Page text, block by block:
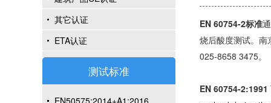
其它认证
ETA认证
测试标准
EN50575:2014+A1:2016
EN 60754-2标准
烧后酸度测试。南
025-8658 3475。
EN 60754-2:1991